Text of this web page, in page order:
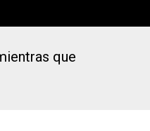
que